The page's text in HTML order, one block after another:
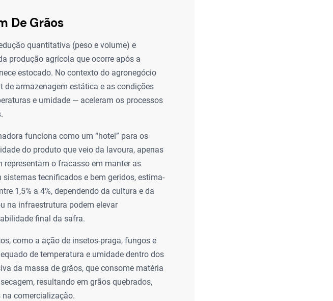
De Grãos
quantitativa (peso e volume) e
produção agrícola que ocorre após a
estocado. No contexto do agronegócio
de armazenagem estática e as condições
e umidade — aceleram os processos
funciona como um “hotel” para os
do produto que veio da lavoura, apenas
representam o fracasso em manter as
tecnificados e bem geridos, estima-
1,5% a 4%, dependendo da cultura e da
na infraestrutura podem elevar
final da safra.
como a ação de insetos-praga, fungos e
de temperatura e umidade dentro dos
da massa de grãos, que consome matéria
resultando em grãos quebrados,
comercialização.